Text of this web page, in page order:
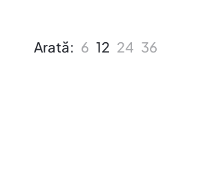
Arată: 6 12 24 36